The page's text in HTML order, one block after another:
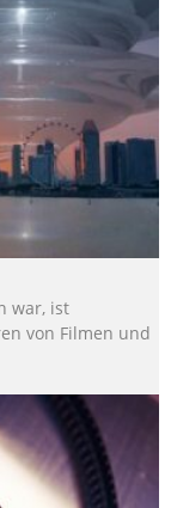
war, ist
von Filmen und